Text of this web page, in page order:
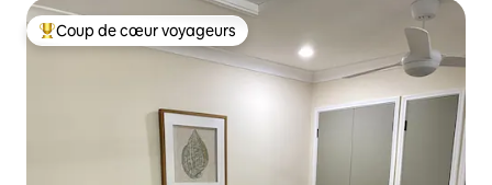
Coups de cœur voyageurs les plus appréciés
Coup de cœur voyageurs